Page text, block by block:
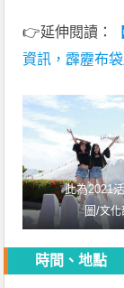
👉延伸閱讀：
資訊，霹靂布
此為2021
圖/文化
時間、地點